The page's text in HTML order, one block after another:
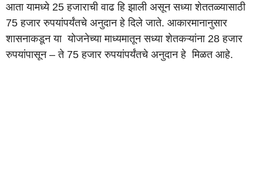
आता यामध्ये 25 हजाराची वाढ हि झाली असून सध्या शेततळ्यासाठी
75 हजार रुपयांपर्यंतचे अनुदान हे दिले जाते. आकारमानानुसार
शासनाकडून या योजनेच्या माध्यमातून सध्या शेतकऱ्यांना 28 हजार
रुपयांपासून – ते 75 हजार रुपयांपर्यंतचे अनुदान हे मिळत आहे.